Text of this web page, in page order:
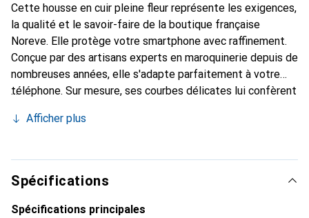
Cette housse en cuir pleine fleur représente les exigences,
la qualité et le savoir-faire de la boutique française
Noreve. Elle protège votre smartphone avec raffinement.
Conçue par des artisans experts en maroquinerie depuis de
nombreuses années, elle s'adapte parfaitement à votre
téléphone. Sur mesure, ses courbes délicates lui confèrent
et indispensable pour votre smartphone. Reconnaître
marque Noreve est un choix sûr pour une clientèle
exigeante.
Afficher plus
Spécifications
Spécifications principales